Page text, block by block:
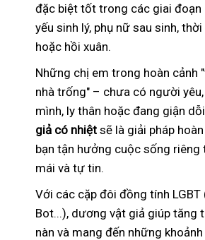
đặc biệt tốt trong các giai đoạn
yếu sinh lý, phụ nữ sau sinh,
hoặc hồi xuân.
Những chị em trong hoàn cảnh
nhà trống" – chưa có người
mình, ly thân hoặc đang giận
giả có nhiệt sẽ là giải pháp
bạn tận hưởng cuộc sống riêng
mái và tự tin.
Với các cặp đôi đồng tính LGBT
Bot...), dương vật giả giúp tăng
nàn và mang đến những